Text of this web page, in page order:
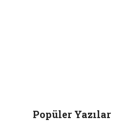
Popüler Yazılar